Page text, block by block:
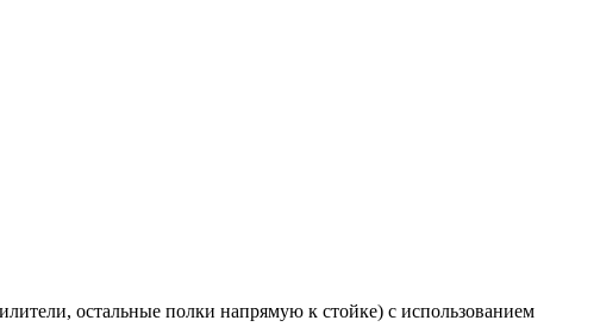
остальные полки напрямую к стойке) с использованием